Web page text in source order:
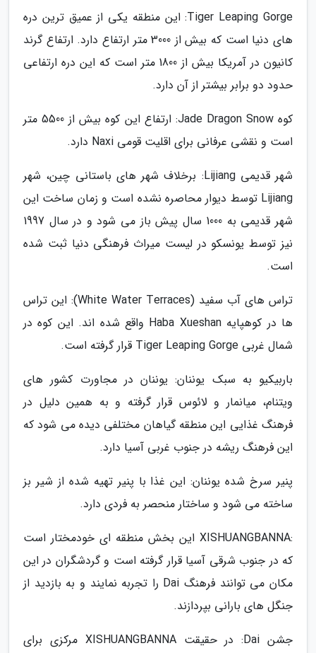
Tiger Leaping Gorge: این منطقه یکی از عمیق ترین دره
های دنیا است که بیش از 3000 متر ارتفاع دارد. ارتفاع گرند
کانیون در آمریکا بیش از 1800 متر است که این دره ارتفاعی
حدود دو برابر بیشتر از آن دارد.
کوه Jade Dragon Snow: ارتفاع این کوه بیش از 5500 متر
است و نقشی عرفانی برای اقلیت قومی Naxi دارد.
شهر قدیمی Lijiang: برخلاف شهر های باستانی چین، شهر
Lijiang توسط دیوار محاصره نشده است و زمان ساخت این
شهر قدیمی به 1000 سال پیش باز می شود و در سال 1997
نیز توسط یونسکو در لیست میراث فرهنگی دنیا ثبت شده
است.
تراس های آب سفید (White Water Terraces): این تراس
ها در کوهپایه Haba Xueshan واقع شده اند. این کوه در
شمال غربی Tiger Leaping Gorge قرار گرفته است.
باربیکیو به سبک یوننان: یوننان در مجاورت کشور های
ویتنام، میانمار و لائوس قرار گرفته و به همین دلیل در
فرهنگ غذایی این منطقه گیاهان مختلفی دیده می شود که
این فرهنگ ریشه در جنوب غربی آسیا دارد.
پنیر سرخ شده یوننان: این غذا با پنیر تهیه شده از شیر بز
ساخته می شود و ساختار منحصر به فردی دارد.
:XISHUANGBANNA این بخش منطقه ای خودمختار است
که در جنوب شرقی آسیا قرار گرفته است و گردشگران در این
مکان می توانند فرهنگ Dai را تجربه نمایند و به بازدید از
جنگل های بارانی بپردازند.
جشن Dai: در حقیقت XISHUANGBANNA مرکزی برای